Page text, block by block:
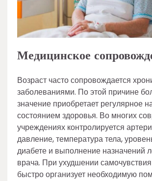
Медицинское
Возраст часто сопровождается
заболеваниями. По этой причине
значение приобретает регулярное
состоянием здоровья. Во многих
учреждениях контролируется
давление, температура тела,
диабете и выполнение назначений
врача. При ухудшении
быстро организует необходимую